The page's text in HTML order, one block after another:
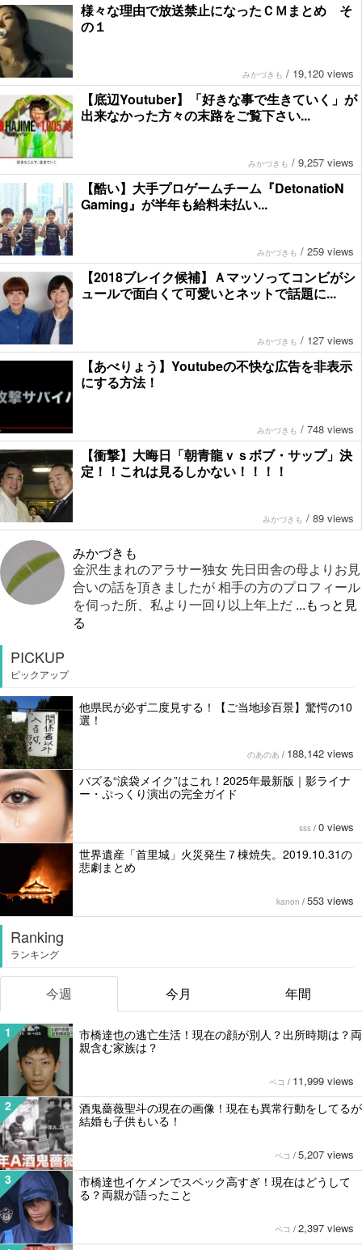
様々な理由で放送禁止になったＣＭまとめ そ
の１
みかづきも / 19,120 views
【底辺Youtuber】「好きな事で生きていく」が
出来なかった方々の末路をご覧下さい...
みかづきも / 9,257 views
【酷い】大手プロゲームチーム『DetonatioN
Gaming』が半年も給料未払い...
みかづきも / 259 views
【2018ブレイク候補】Ａマッソってコンビがシ
ュールで面白くて可愛いとネットで話題に...
みかづきも / 127 views
【あべりょう】Youtubeの不快な広告を非表示
にする方法！
みかづきも / 748 views
【衝撃】大晦日「朝青龍ｖｓボブ・サップ」決
定！！これは見るしかない！！！！
みかづきも / 89 views
みかづきも
金沢生まれのアラサー独女 先日田舎の母よりお見
合いの話を頂きましたが 相手の方のプロフィール
を伺った所、私より一回り以上年上だ ...もっと見
る
PICKUP
ピックアップ
他県民が必ず二度見する！【ご当地珍百景】驚愕の10
選！
のあのあ / 188,142 views
バズる“涙袋メイク”はこれ！2025年最新版｜影ライナ
ー・ぷっくり演出の完全ガイド
sss / 0 views
世界遺産「首里城」火災発生７棟焼失。2019.10.31の
悲劇まとめ
kanon / 553 views
Ranking
ランキング
今週 今月 年間
1
市橋達也の逃亡生活！現在の顔が別人？出所時期は？両
親含む家族は？
ペコ / 11,999 views
2
酒鬼薔薇聖斗の現在の画像！現在も異常行動をしてるが
結婚も子供もいる！
ペコ / 5,207 views
3
市橋達也イケメンでスペック高すぎ！現在はどうして
る？両親が語ったこと
ペコ / 2,397 views